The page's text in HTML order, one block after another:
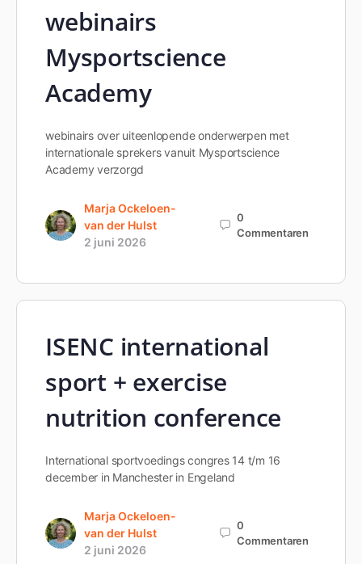
webinairs
Mysportscience
Academy
webinairs over uiteenlopende onderwerpen met
internationale sprekers vanuit Mysportscience
Academy verzorgd
Marja Ockeloen-
van der Hulst
2 juni 2026
0
Commentaren
ISENC international
sport + exercise
nutrition conference
International sportvoedings congres 14 t/m 16
december in Manchester in Engeland
Marja Ockeloen-
van der Hulst
2 juni 2026
0
Commentaren